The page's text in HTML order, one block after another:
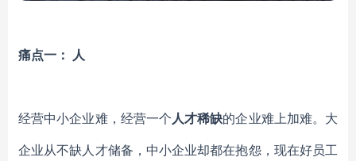
痛点一： 人
经营中小企业难，经营一个人才稀缺的企业难上加难。大
企业从不缺人才储备，中小企业却都在抱怨，现在好员工